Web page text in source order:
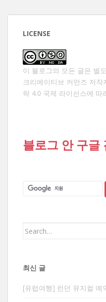
LICENSE
이 블로그의 모든 글은 별
크리에이티브 커먼즈 저
락 4.0 국제 라이선스에 따
블로그 안 구글
Search
최신 글
[유럽여행] 런던 뮤지컬 예